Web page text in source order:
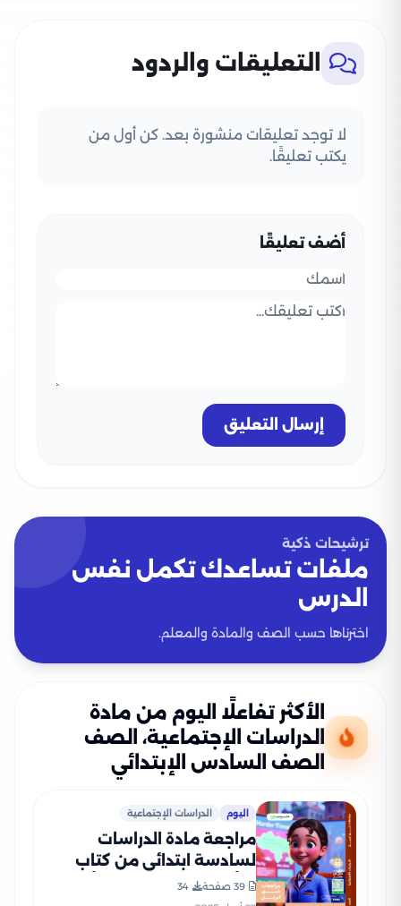
التعليقات والردود
لا توجد تعليقات منشورة بعد. كن أول من
يكتب تعليقًا.
أضف تعليقًا
إرسال التعليق
ترشيحات ذكية
ملفات تساعدك تكمل نفس
الدرس
اخترناها حسب الصف والمادة والمعلم.
الأكثر تفاعلًا اليوم من مادة
الدراسات الإجتماعية، الصف
الصف السادس الإبتدائي
اليوم الدراسات الإجتماعية
مراجعة مادة الدراسات
لسادسة ابتدائي من كتاب
التأسيس السليم مقرر أبريل
39 صفحة
34